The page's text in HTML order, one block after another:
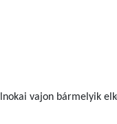
vajon bármelyik